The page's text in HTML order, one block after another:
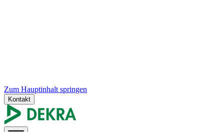
Zum Hauptinhalt springen
Kontakt